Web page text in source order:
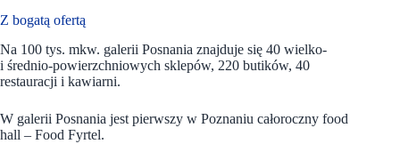
Z bogatą ofertą
Na 100 tys. mkw. galerii Posnania znajduje się 40 wielko-
i średnio-powierzchniowych sklepów, 220 butików, 40
restauracji i kawiarni.
W galerii Posnania jest pierwszy w Poznaniu całoroczny food
hall – Food Fyrtel.